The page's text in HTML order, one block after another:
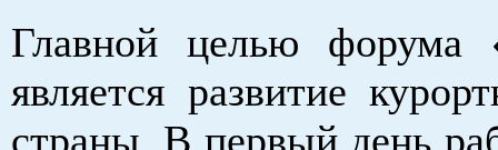
Главной целью форума
является развитие
страны. В первый день